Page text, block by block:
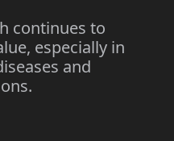
continues to
especially in
and